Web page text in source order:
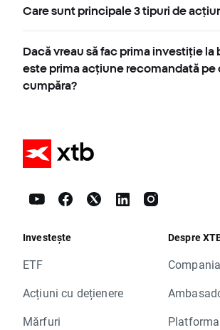
Care sunt principale 3 tipuri de
Dacă vreau să fac prima investiție la
este prima acțiune recomandată pe
cumpăra?
Investește
ETF
Acțiuni cu dețienere
Mărfuri
Despre
Compania